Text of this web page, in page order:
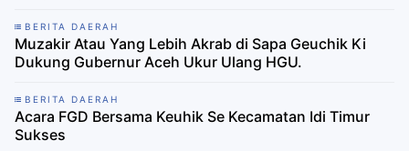
BERITA DAERAH
Muzakir Atau Yang Lebih Akrab di Sapa Geuchik Ki
Dukung Gubernur Aceh Ukur Ulang HGU.
BERITA DAERAH
Acara FGD Bersama Keuhik Se Kecamatan Idi Timur
Sukses